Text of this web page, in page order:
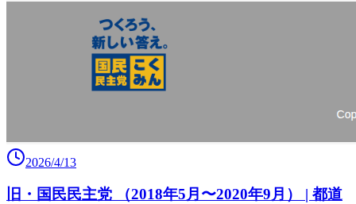
2026/4/13
旧・国民民主党 （2018年5月〜2020年9月） | 都道